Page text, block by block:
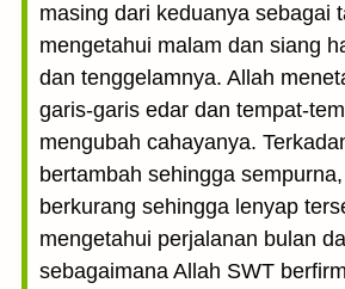
masing dari keduanya sebagai
mengetahui malam dan siang
dan tenggelamnya. Allah
garis-garis edar dan tempat-
mengubah cahayanya.
bertambah sehingga
berkurang sehingga lenyap
mengetahui perjalanan bulan
sebagaimana Allah SWT